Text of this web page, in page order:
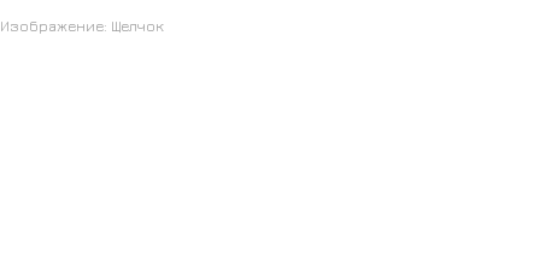
Изображение: Щелчок